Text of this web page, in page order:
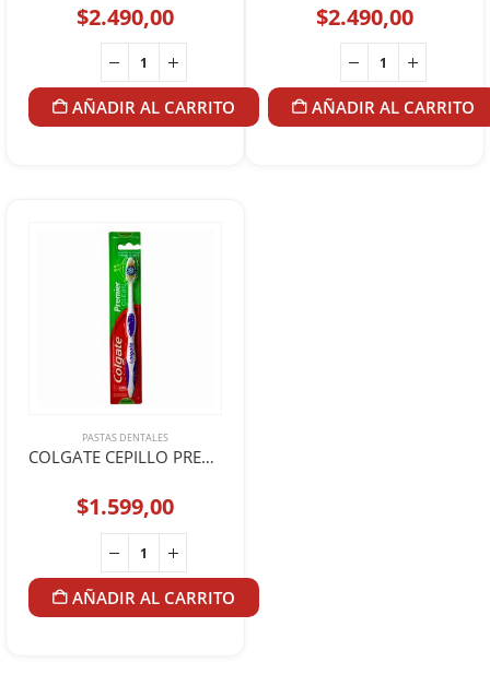
$2.490,00
AÑADIR AL CARRITO
$2.490,00
AÑADIR AL CARRITO
PASTAS DENTALES
COLGATE CEPILLO PREMIER CLEAN
$1.599,00
AÑADIR AL CARRITO